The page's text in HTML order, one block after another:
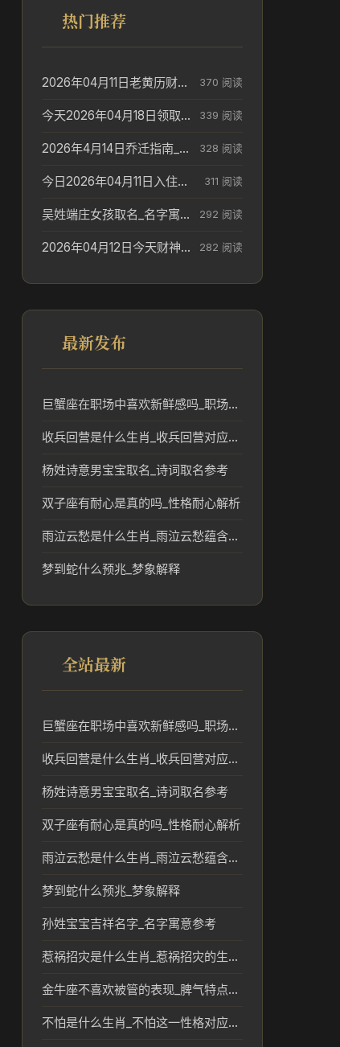
热门推荐
2026年04月11日老黄历财神方位_财神方位与供奉讲究 370 阅读
今天2026年04月18日领取结婚证老黄历不适合吗_领证日期参考 339 阅读
2026年4月14日乔迁指南_搬家择日参考 328 阅读
今日2026年04月11日入住新居老黄历不适宜吗_搬家择日参考 311 阅读
吴姓端庄女孩取名_名字寓意参考 292 阅读
2026年04月12日今天财神在哪个吉位_财神方位参考 282 阅读
最新发布
巨蟹座在职场中喜欢新鲜感吗_职场新鲜感与事业趋势
收兵回营是什么生肖_收兵回营对应的生肖及其民俗意义
杨姓诗意男宝宝取名_诗词取名参考
双子座有耐心是真的吗_性格耐心解析
雨泣云愁是什么生肖_雨泣云愁蕴含的生肖文化解读
梦到蛇什么预兆_梦象解释
全站最新
巨蟹座在职场中喜欢新鲜感吗_职场新鲜感与事业趋势
收兵回营是什么生肖_收兵回营对应的生肖及其民俗意义
杨姓诗意男宝宝取名_诗词取名参考
双子座有耐心是真的吗_性格耐心解析
雨泣云愁是什么生肖_雨泣云愁蕴含的生肖文化解读
梦到蛇什么预兆_梦象解释
孙姓宝宝吉祥名字_名字寓意参考
惹祸招灾是什么生肖_惹祸招灾的生肖及民俗文化解读
金牛座不喜欢被管的表现_脾气特点解析
不怕是什么生肖_不怕这一性格对应的生肖解析